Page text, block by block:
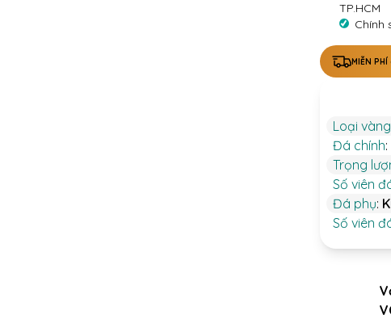
TP.HCM
Chính
MIỄN
Loại vàng
Đá chính:
Trọng
Số viên
Đá phụ:
Số viên